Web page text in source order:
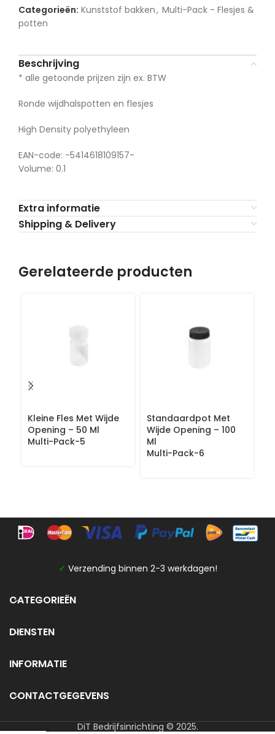
Categorieën: Kunststof bakken, Multi-Pack - Flesjes &
potten
Beschrijving
* alle getoonde prijzen zijn ex. BTW
Ronde wijdhalspotten en flesjes
High Density polyethyleen
EAN-code: -5414618109157-
Volume: 0.1
Extra informatie
Shipping & Delivery
Gerelateerde producten
Kleine Fles Met Wijde
Opening – 50 Ml
Multi-Pack-5
Standaardpot Met
Wijde Opening – 100
Ml
Multi-Pack-6
✓ Verzending binnen 2-3 werkdagen!
CATEGORIEËN
DIENSTEN
INFORMATIE
CONTACTGEGEVENS
DiT Bedrijfsinrichting © 2025.